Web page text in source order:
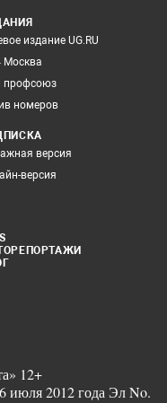
издание UG.RU
Москва
профсоюз
номеров
версия
версия
12+
июля 2012 года Эл No.